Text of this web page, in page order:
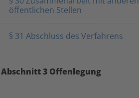
öffentlichen Stellen
§ 31 Abschluss des Verfahrens
Abschnitt 3 Offenlegung